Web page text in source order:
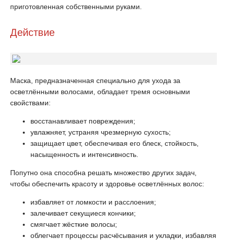
приготовленная собственными руками.
Действие
Маска, предназначенная специально для ухода за
осветлёнными волосами, обладает тремя основными
свойствами:
восстанавливает повреждения;
увлажняет, устраняя чрезмерную сухость;
защищает цвет, обеспечивая его блеск, стойкость,
насыщенность и интенсивность.
Попутно она способна решать множество других задач,
чтобы обеспечить красоту и здоровье осветлённых волос:
избавляет от ломкости и расслоения;
залечивает секущиеся кончики;
смягчает жёсткие волосы;
облегчает процессы расчёсывания и укладки, избавляя